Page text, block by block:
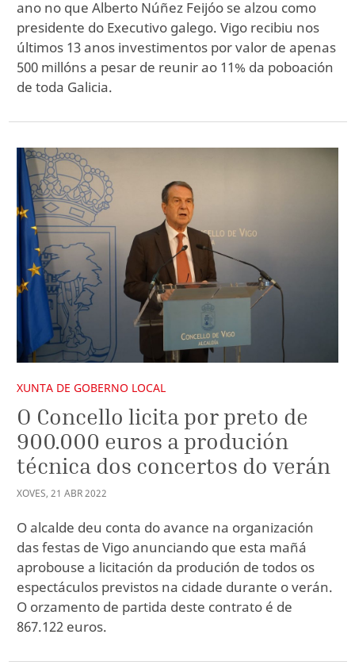
ano no que Alberto Núñez Feijóo se alzou como
presidente do Executivo galego. Vigo recibiu nos
últimos 13 anos investimentos por valor de apenas
500 millóns a pesar de reunir ao 11% da poboación
de toda Galicia.
XUNTA DE GOBERNO LOCAL
O Concello licita por preto de
900.000 euros a produción
técnica dos concertos do verán
XOVES, 21 ABR2022
O alcalde deu conta do avance na organización
das festas de Vigo anunciando que esta mañá
aprobouse a licitación da produción de todos os
espectáculos previstos na cidade durante o verán.
O orzamento de partida deste contrato é de
867.122 euros.